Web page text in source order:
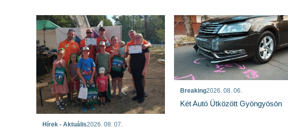
Hírek - Aktuális2026. 08. 07.
Breaking2026. 08. 06.
Két Autó Ütközött Gyöngyösön